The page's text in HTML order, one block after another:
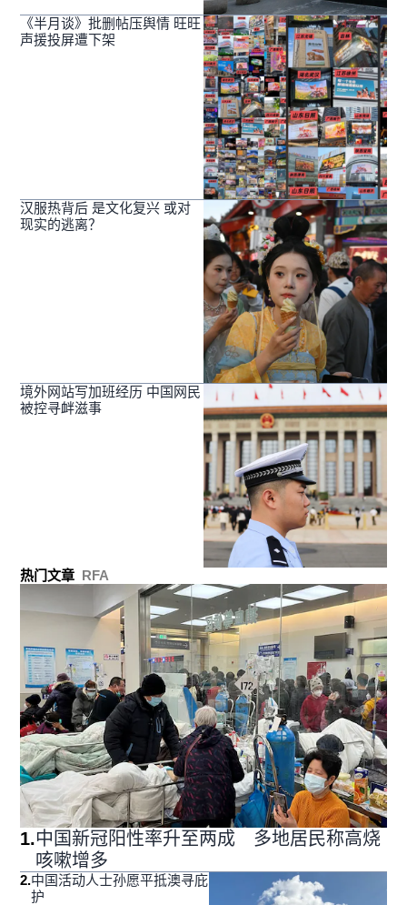
《半月谈》批删帖压舆情 旺旺
声援投屏遭下架
汉服热背后 是文化复兴 或对
现实的逃离？
境外网站写加班经历 中国网民
被控寻衅滋事
热门文章 RFA
1.中国新冠阳性率升至两成 多地居民称高烧
咳嗽增多
2.中国活动人士孙愿平抵澳寻庇
护